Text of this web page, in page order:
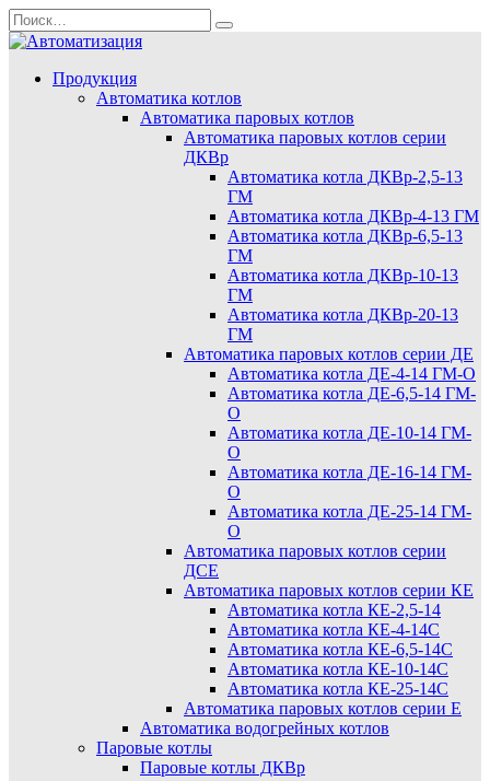
Перейти
к
Search
for:
Продукция
Автоматика котлов
Автоматика паровых котлов
Автоматика паровых котлов серии
ДКВр
Автоматика котла ДКВр-2,5-13
ГМ
Автоматика котла ДКВр-4-13 ГМ
Автоматика котла ДКВр-6,5-13
ГМ
Автоматика котла ДКВр-10-13
ГМ
Автоматика котла ДКВр-20-13
ГМ
Автоматика паровых котлов серии ДЕ
Автоматика котла ДЕ-4-14 ГМ-О
Автоматика котла ДЕ-6,5-14 ГМ-
О
Автоматика котла ДЕ-10-14 ГМ-
О
Автоматика котла ДЕ-16-14 ГМ-
О
Автоматика котла ДЕ-25-14 ГМ-
О
Автоматика паровых котлов серии
ДСЕ
Автоматика паровых котлов серии КЕ
Автоматика котла КЕ-2,5-14
Автоматика котла КЕ-4-14С
Автоматика котла КЕ-6,5-14С
Автоматика котла КЕ-10-14С
Автоматика котла КЕ-25-14С
Автоматика паровых котлов серии Е
Автоматика водогрейных котлов
Паровые котлы
Паровые котлы ДКВр